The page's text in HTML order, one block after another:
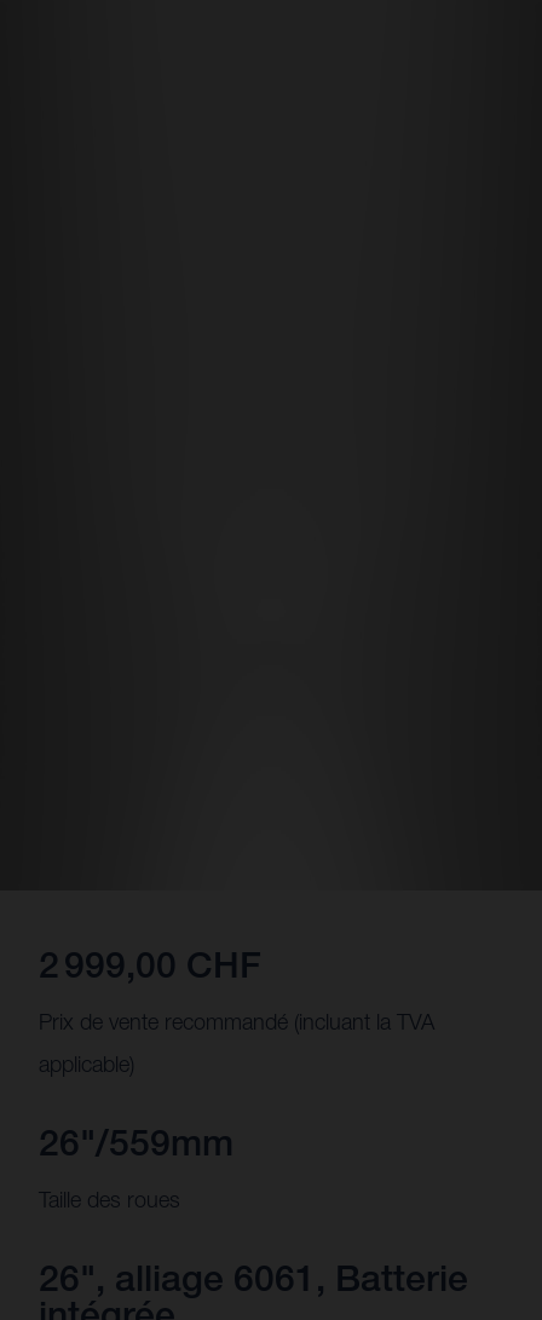
2 999,00 CHF
Prix de vente recommandé (incluant la TVA
applicable)
26"/559mm
Taille des roues
26", alliage 6061, Batterie